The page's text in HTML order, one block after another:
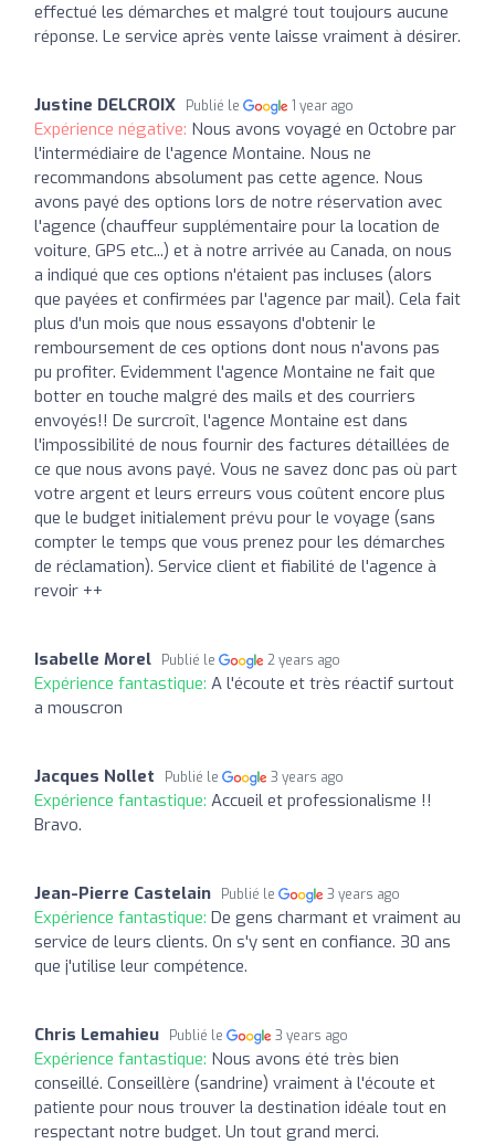
effectué les démarches et malgré tout toujours aucune
réponse. Le service après vente laisse vraiment à désirer.
Justine DELCROIX Publié le 1 year ago
Expérience négative: Nous avons voyagé en Octobre par
l'intermédiaire de l'agence Montaine. Nous ne
recommandons absolument pas cette agence. Nous
avons payé des options lors de notre réservation avec
l'agence (chauffeur supplémentaire pour la location de
voiture, GPS etc...) et à notre arrivée au Canada, on nous
a indiqué que ces options n'étaient pas incluses (alors
que payées et confirmées par l'agence par mail). Cela fait
plus d'un mois que nous essayons d'obtenir le
remboursement de ces options dont nous n'avons pas
pu profiter. Evidemment l'agence Montaine ne fait que
botter en touche malgré des mails et des courriers
envoyés!! De surcroît, l'agence Montaine est dans
l'impossibilité de nous fournir des factures détaillées de
ce que nous avons payé. Vous ne savez donc pas où part
votre argent et leurs erreurs vous coûtent encore plus
que le budget initialement prévu pour le voyage (sans
compter le temps que vous prenez pour les démarches
de réclamation). Service client et fiabilité de l'agence à
revoir ++
Isabelle Morel Publié le 2 years ago
Expérience fantastique: A l'écoute et très réactif surtout
a mouscron
Jacques Nollet Publié le 3 years ago
Expérience fantastique: Accueil et professionalisme !!
Bravo.
Jean-Pierre Castelain Publié le 3 years ago
Expérience fantastique: De gens charmant et vraiment au
service de leurs clients. On s'y sent en confiance. 30 ans
que j'utilise leur compétence.
Chris Lemahieu Publié le 3 years ago
Expérience fantastique: Nous avons été très bien
conseillé. Conseillère (sandrine) vraiment à l'écoute et
patiente pour nous trouver la destination idéale tout en
respectant notre budget. Un tout grand merci.